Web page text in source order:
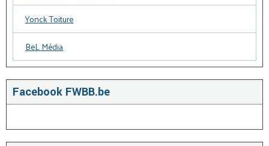
Yonck Toiture
BeL Média
Facebook FWBB.be